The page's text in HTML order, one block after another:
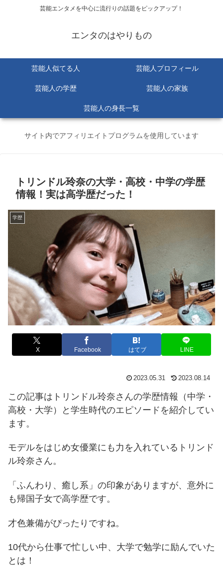
芸能エンタメを中心に流行りの話題をピックアップ！
エンタのはやりもの
芸能人似てる人 芸能人プロフィール
芸能人の学歴 芸能人の家族
芸能人の身長一覧
サイト内でアフィリエイトプログラムを使用しています
トリンドル玲奈の大学・高校・中学の学歴
情報！実は高学歴だった！
学歴
X Facebook はてブ LINE
2023.05.31 2023.08.14
この記事はトリンドル玲奈さんの学歴情報（中学・
高校・大学）と学生時代のエピソードを紹介してい
ます。
モデルをはじめ女優業にも力を入れているトリンド
ル玲奈さん。
「ふんわり、癒し系」の印象がありますが、意外に
も帰国子女で高学歴です。
才色兼備がぴったりですね。
10代から仕事で忙しい中、大学で勉学に励んでいた
とは！